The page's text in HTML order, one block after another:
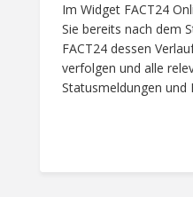
Im Widget FACT24
Sie bereits nach dem
FACT24 dessen
verfolgen und alle
Statusmeldungen und